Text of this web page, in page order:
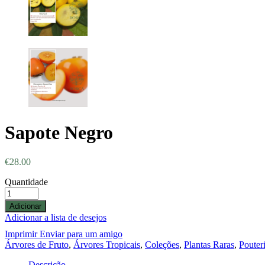
Sapote Negro
€28.00
Quantidade
Adicionar
Adicionar a lista de desejos
ImprimirEnviar para um amigo
Árvores de Fruto, Árvores Tropicais, Coleções, Plantas Raras,